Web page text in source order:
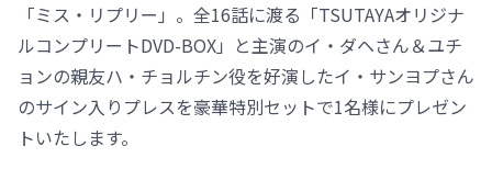
「ミス・リプリー」。全16話に渡る「TSUTAYAオリジナ
ルコンプリートDVD-BOX」と主演のイ・ダヘさん＆ユチ
ョンの親友ハ・チョルチン役を好演したイ・サンヨプさん
のサイン入りプレスを豪華特別セットで1名様にプレゼン
トいたします。